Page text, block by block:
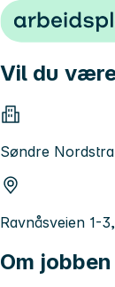
Hopp til innhold
Vil du
Søndre
Ravnåsveien 1-
Om jobben